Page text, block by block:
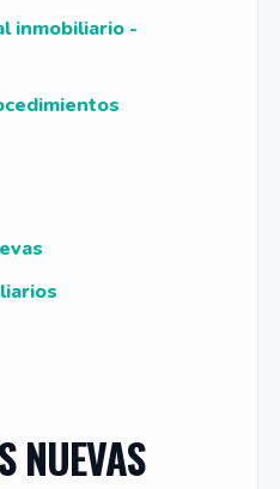
inmobiliario -
NUEVAS